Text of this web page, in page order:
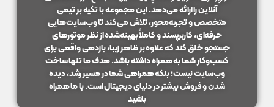
آنلاین را ارائه می‌دهد. این مجموعه با تکیه بر تیمی
متخصص و تجربه‌محور، تلاش می‌کند تا وب‌سایت‌هایی
حرفه‌ای، کاربرپسند و کاملاً بهینه‌شده از نظر موتورهای
جستجو خلق کند که علاوه بر ظاهر زیبا، بازدهی واقعی برای
کسب‌وکار شما به همراه داشته باشد. هدف ما تنها ساخت
وب‌سایت نیست؛ بلکه همراهی شما در مسیر رشد، دیده
شدن و فروش بیشتر در دنیای دیجیتال است. با ما همراه
باشید